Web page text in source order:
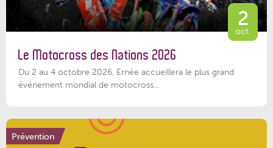
2
oct.
Le Motocross des Nations 2026
Du 2 au 4 octobre 2026, Ernée accueillera le plus grand
événement mondial de motocross...
Prévention